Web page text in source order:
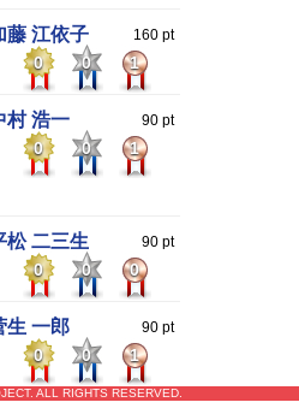
藤 江依子 160 pt
0 0 1
村 浩一 90 pt
0 0 1
松 二三生 90 pt
0 0 0
生 一郎 90 pt
0 0 1
ALL RIGHTS RESERVED.